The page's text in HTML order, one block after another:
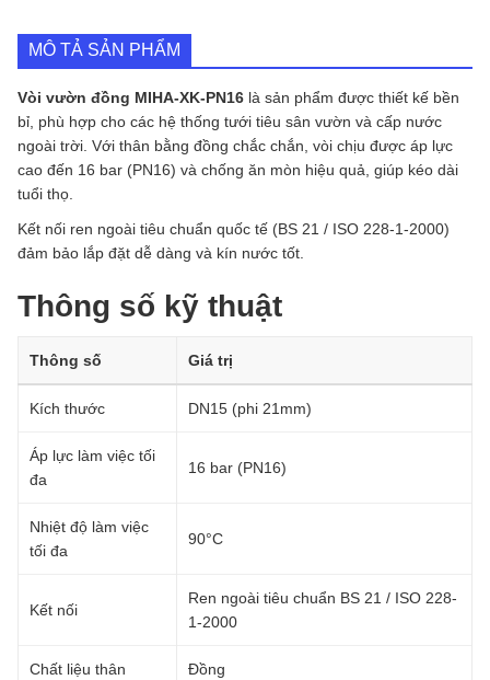
MÔ TẢ SẢN PHẨM
Vòi vườn đồng MIHA-XK-PN16 là sản phẩm được thiết kế bền
bỉ, phù hợp cho các hệ thống tưới tiêu sân vườn và cấp nước
ngoài trời. Với thân bằng đồng chắc chắn, vòi chịu được áp lực
cao đến 16 bar (PN16) và chống ăn mòn hiệu quả, giúp kéo dài
tuổi thọ.
Kết nối ren ngoài tiêu chuẩn quốc tế (BS 21 / ISO 228-1-2000)
đảm bảo lắp đặt dễ dàng và kín nước tốt.
Thông số kỹ thuật
Thông số Giá trị
Kích thước DN15 (phi 21mm)
Áp lực làm việc tối
đa
16 bar (PN16)
Nhiệt độ làm việc
tối đa
90°C
Kết nối
Ren ngoài tiêu chuẩn BS 21 / ISO 228-
1-2000
Chất liệu thân Đồng